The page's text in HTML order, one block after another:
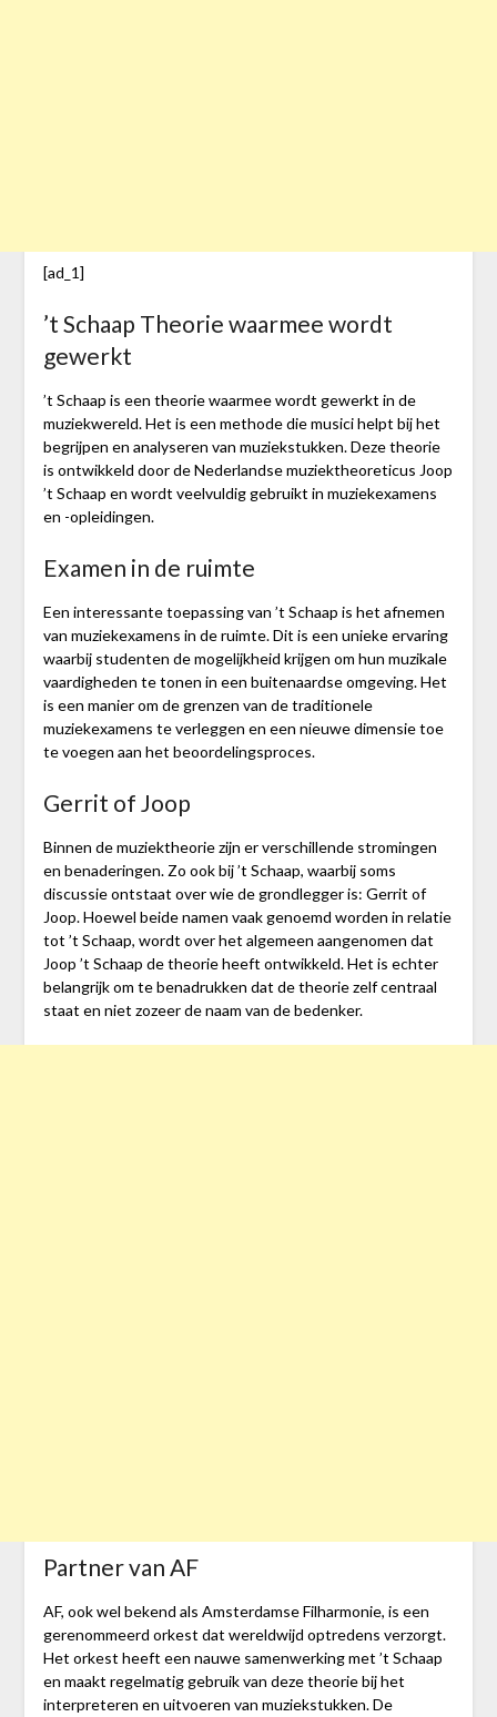
[ad_1]
’t Schaap Theorie waarmee wordt
gewerkt
’t Schaap is een theorie waarmee wordt gewerkt in de
muziekwereld. Het is een methode die musici helpt bij het
begrijpen en analyseren van muziekstukken. Deze theorie
is ontwikkeld door de Nederlandse muziektheoreticus Joop
’t Schaap en wordt veelvuldig gebruikt in muziekexamens
en -opleidingen.
Examen in de ruimte
Een interessante toepassing van ’t Schaap is het afnemen
van muziekexamens in de ruimte. Dit is een unieke ervaring
waarbij studenten de mogelijkheid krijgen om hun muzikale
vaardigheden te tonen in een buitenaardse omgeving. Het
is een manier om de grenzen van de traditionele
muziekexamens te verleggen en een nieuwe dimensie toe
te voegen aan het beoordelingsproces.
Gerrit of Joop
Binnen de muziektheorie zijn er verschillende stromingen
en benaderingen. Zo ook bij ’t Schaap, waarbij soms
discussie ontstaat over wie de grondlegger is: Gerrit of
Joop. Hoewel beide namen vaak genoemd worden in relatie
tot ’t Schaap, wordt over het algemeen aangenomen dat
Joop ’t Schaap de theorie heeft ontwikkeld. Het is echter
belangrijk om te benadrukken dat de theorie zelf centraal
staat en niet zozeer de naam van de bedenker.
Partner van AF
AF, ook wel bekend als Amsterdamse Filharmonie, is een
gerenommeerd orkest dat wereldwijd optredens verzorgt.
Het orkest heeft een nauwe samenwerking met ’t Schaap
en maakt regelmatig gebruik van deze theorie bij het
interpreteren en uitvoeren van muziekstukken. De